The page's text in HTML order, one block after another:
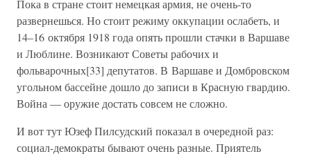
Пока в стране стоит немецкая армия, не очень-то
развернешься. Но стоит режиму оккупации ослабеть, и
14–16 октября 1918 года опять прошли стачки в Варшаве
и Люблине. Возникают Советы рабочих и
фольварочных[33] депутатов. В Варшаве и Домбровском
угольном бассейне дошло до записи в Красную гвардию.
Война — оружие достать совсем не сложно.
И вот тут Юзеф Пилсудский показал в очередной раз:
социал-демократы бывают очень разные. Приятель